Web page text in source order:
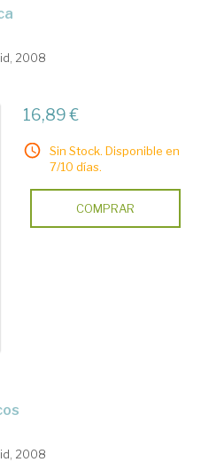
2008
16,89 €
Sin Stock. Disponible en
7/10 días.
COMPRAR
2008